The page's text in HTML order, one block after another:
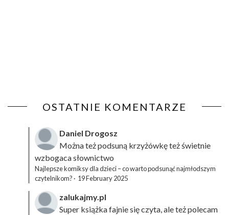
OSTATNIE KOMENTARZE
Daniel Drogosz
Można też podsuną krzyżówkęteż świetnie
wzbogaca słownictwo
Najlepsze komiksy dla dzieci – co warto podsunąć najmłodszym
czytelnikom? · 19 February 2025
zalukajmy.pl
Super książka fajnie się czyta, ale też polecam